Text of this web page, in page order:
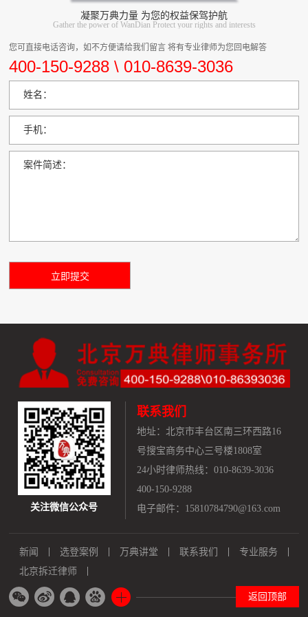
凝聚万典力量 为您的权益保驾护航
Gather the power of WanDian Protect your rights and interests
您可直接电话咨询，如不方便请给我们留言 将有专业律师为您回电解答
400-150-9288 \ 010-8639-3036
姓名：
手机：
案件简述：
关注微信公众号
联系我们
地址： 北京市丰台区南三环西路16
号搜宝商务中心三号楼1808室
24小时律师热线：010-8639-3036
400-150-9288
电子邮件：15810784790@163.com
新闻 选登案例 万典讲堂 联系我们
专业服务
北京拆迁律师
返回顶部